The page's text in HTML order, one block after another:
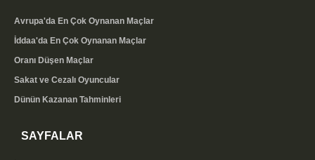
Avrupa'da En Çok Oynanan Maçlar
İddaa'da En Çok Oynanan Maçlar
Oranı Düşen Maçlar
Sakat ve Cezalı Oyuncular
Dünün Kazanan Tahminleri
SAYFALAR